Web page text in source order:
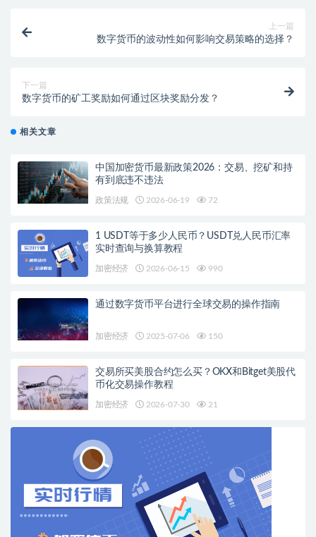
上一篇
数字货币的波动性如何影响交易策略的选择？
下一篇
数字货币的矿工奖励如何通过区块奖励分发？
相关文章
中国加密货币最新政策2026：交易、挖矿和持
有到底违不违法
政策法规 2026-06-19 72
1 USDT等于多少人民币？USDT兑人民币汇率
实时查询与换算教程
加密经济 2026-06-15 990
通过数字货币平台进行全球交易的操作指南
加密经济 2025-07-06 150
交易所买美股合约怎么买？OKX和Bitget美股代
币化交易操作教程
加密经济 2026-07-30 21